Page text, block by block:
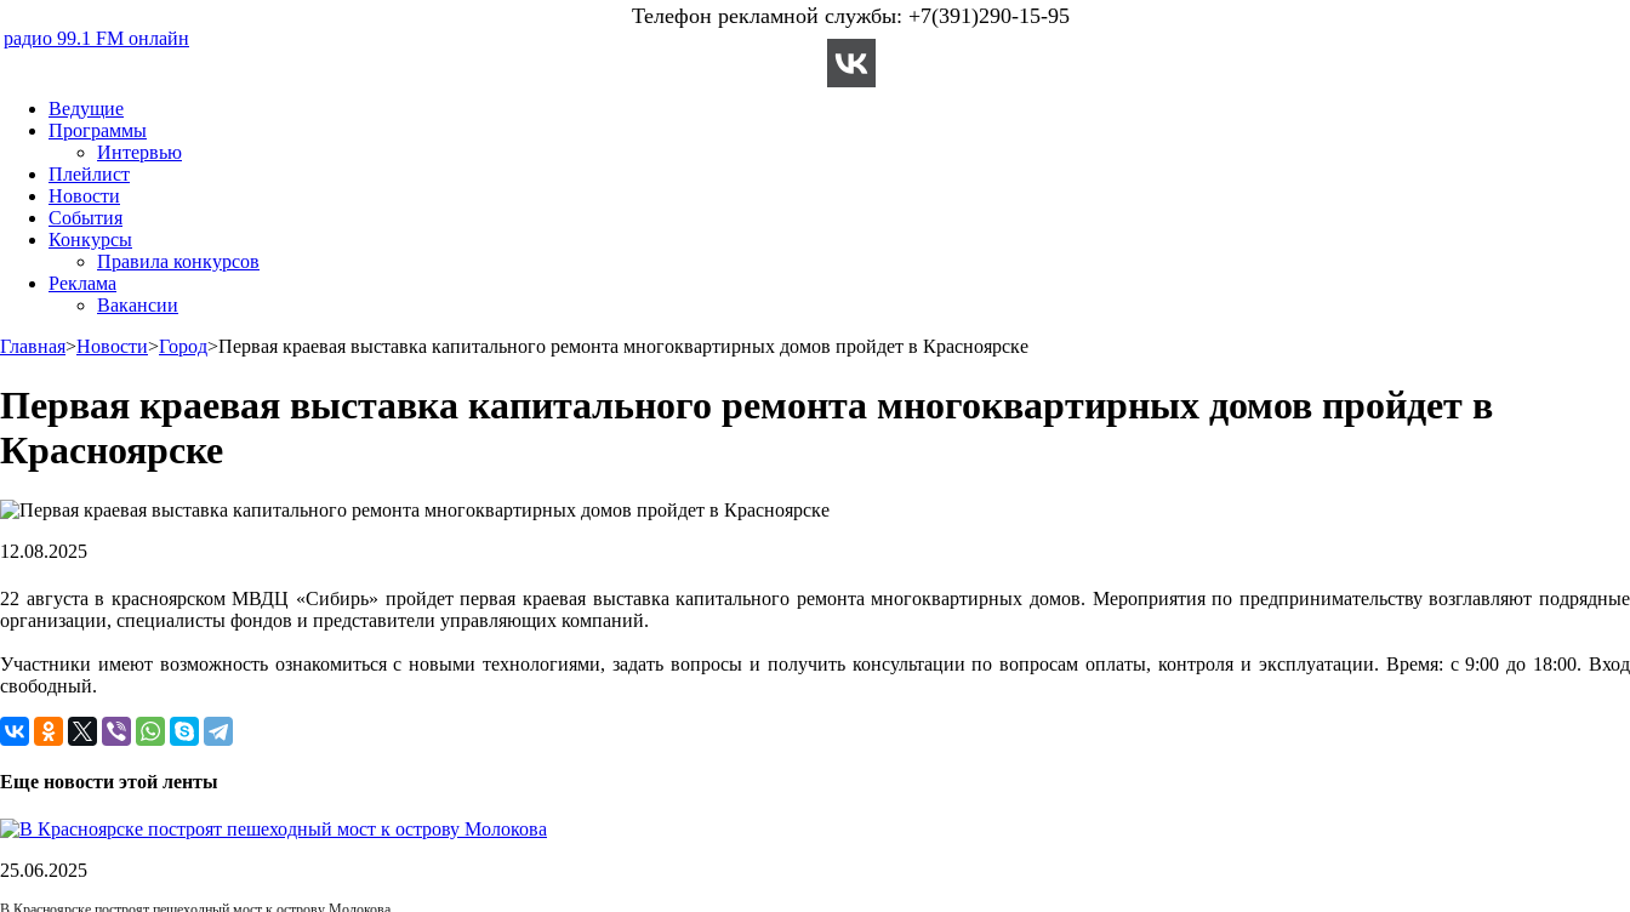
радио 99.1 FM онлайн
Телефон рекламной службы: +7(391)290-15-95
Ведущие
Программы
Интервью
Плейлист
Новости
События
Конкурсы
Правила конкурсов
Реклама
Вакансии
Главная>Новости>Город>Первая краевая выставка капитального ремонта многоквартирных домов пройдет в Красноярске
Первая краевая выставка капитального ремонта многоквартирных домов пройдет в
Красноярске
12.08.2025
22 августа в красноярском МВДЦ «Сибирь» пройдет первая краевая выставка капитального ремонта многоквартирных домов. Мероприятия по предпринимательству возглавляют подрядные
организации, специалисты фондов и представители управляющих компаний.
Участники имеют возможность ознакомиться с новыми технологиями, задать вопросы и получить консультации по вопросам оплаты, контроля и эксплуатации. Время: с 9:00 до 18:00. Вход
свободный.
Еще новости этой ленты
25.06.2025